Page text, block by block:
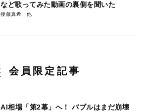
など歌ってみた動画の裏側を聞いた
後藤真希
会員限定記事
AI相場「第2幕」へ！ バブルはまだ崩壊